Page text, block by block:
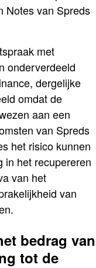
Notes van Spreds
met
onderverdeeld
dergelijke
omdat de
aan een
van Spreds
het risico kunnen
in het recupereren
van het
van
bedrag van
tot de